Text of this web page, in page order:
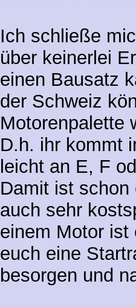
Ich schließe
über keinerlei
einen Bausatz
der Schweiz
Motorenpalette
D.h. ihr kommt
leicht an E, F
Damit ist
auch sehr
einem Motor
euch eine
besorgen und